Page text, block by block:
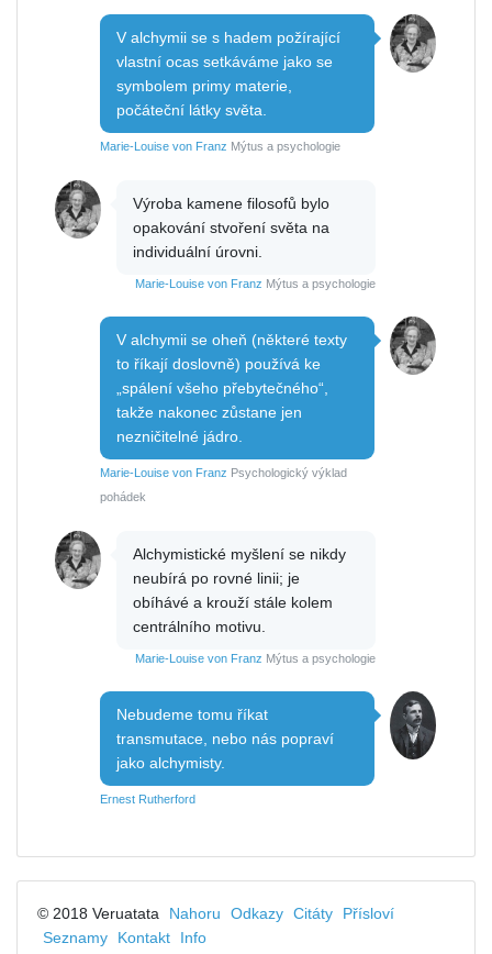
V alchymii se s hadem požírající
vlastní ocas setkáváme jako se
symbolem primy materie,
počáteční látky světa.
Marie-Louise von Franz Mýtus a psychologie
Výroba kamene filosofů bylo
opakování stvoření světa na
individuální úrovni.
Marie-Louise von Franz Mýtus a psychologie
V alchymii se oheň (některé texty
to říkají doslovně) používá ke
„spálení všeho přebytečného“,
takže nakonec zůstane jen
nezničitelné jádro.
Marie-Louise von Franz Psychologický výklad
pohádek
Alchymistické myšlení se nikdy
neubírá po rovné linii; je
obíhávé a krouží stále kolem
centrálního motivu.
Marie-Louise von Franz Mýtus a psychologie
Nebudeme tomu říkat
transmutace, nebo nás popraví
jako alchymisty.
Ernest Rutherford
© 2018 Veruatata Nahoru Odkazy Citáty
Přísloví
Seznamy
Kontakt Info